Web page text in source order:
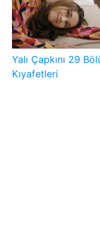
Yalı Çapkını 29
Kıyafetleri